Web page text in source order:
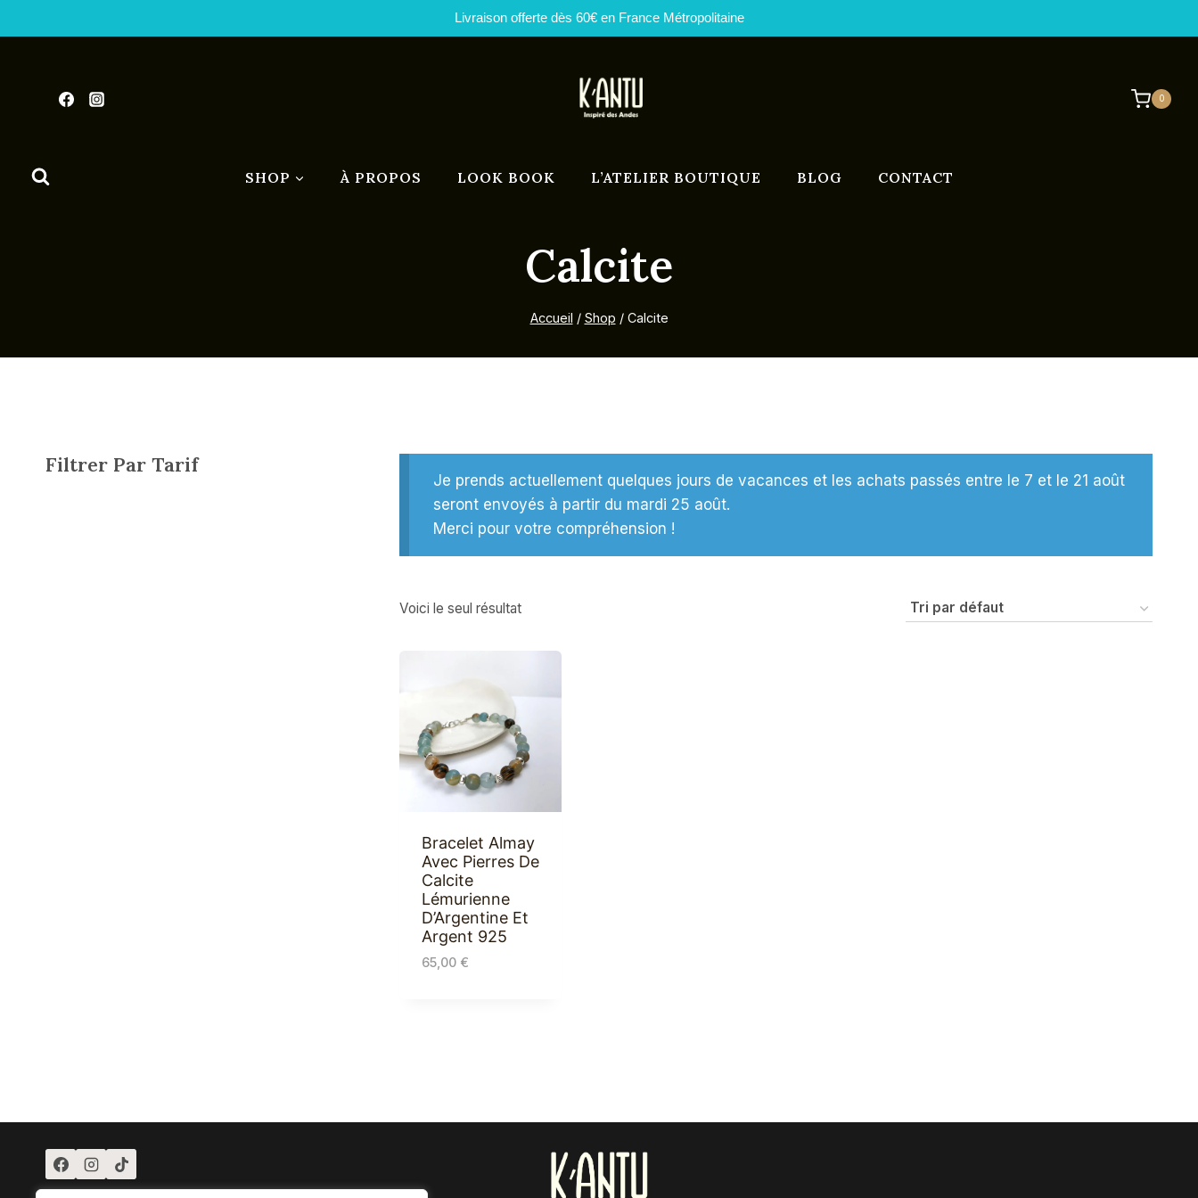
Livraison offerte dès 60€ en France Métropolitaine
0
SHOP À PROPOS LOOK BOOK L’ATELIER BOUTIQUE BLOG CONTACT
Calcite
Accueil / Shop / Calcite
Je prends actuellement quelques jours de vacances et les achats passés entre le 7 et le 21 août
seront envoyés à partir du mardi 25 août.
Merci pour votre compréhension !
Voici le seul résultat
Bracelet Almay
Avec Pierres De
Calcite
Lémurienne
D’Argentine Et
Argent 925
65,00 €
Filtrer Par Tarif